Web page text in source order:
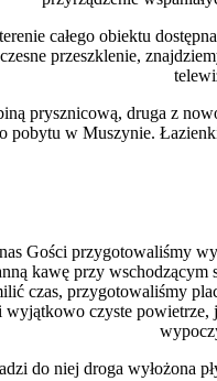
całego obiektu
przeszklenie,
prysznicową, druga z
pobytu w Muszynie.
Gości przygotowaliśmy
kawę przy
czas, przygotowaliśmy
czyste
do niej droga wyłożona